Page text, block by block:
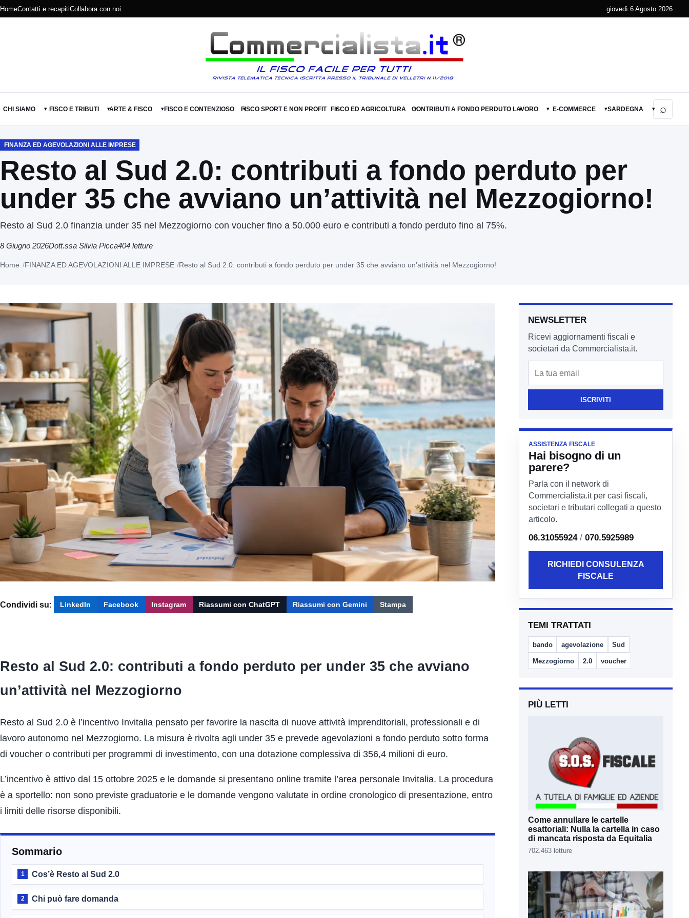
HomeContatti e recapitiCollabora con noi giovedì 6 Agosto 2026
CHI SIAMO ▾ FISCO E TRIBUTI ▾ARTE & FISCO ▾FISCO E CONTENZIOSO ▾
FISCO SPORT E NON PROFIT ▾
FISCO ED AGRICOLTURA ▾
CONTRIBUTI A FONDO PERDUTO ▾
LAVORO ▾ E-COMMERCE ▾SARDEGNA ▾ ⌕
FINANZA ED AGEVOLAZIONI ALLE IMPRESE
Resto al Sud 2.0: contributi a fondo perduto per
under 35 che avviano un’attività nel Mezzogiorno!
Resto al Sud 2.0 finanzia under 35 nel Mezzogiorno con voucher fino a 50.000 euro e contributi a fondo perduto fino al 75%.
8 Giugno 2026Dott.ssa Silvia Picca404 letture
Home FINANZA ED AGEVOLAZIONI ALLE IMPRESE Resto al Sud 2.0: contributi a fondo perduto per under 35 che avviano un’attività nel Mezzogiorno!
Condividi su: LinkedIn Facebook Instagram Riassumi con ChatGPT Riassumi con Gemini Stampa
Resto al Sud 2.0: contributi a fondo perduto per under 35 che avviano
un’attività nel Mezzogiorno
Resto al Sud 2.0 è l’incentivo Invitalia pensato per favorire la nascita di nuove attività imprenditoriali, professionali e di
lavoro autonomo nel Mezzogiorno. La misura è rivolta agli under 35 e prevede agevolazioni a fondo perduto sotto forma
di voucher o contributi per programmi di investimento, con una dotazione complessiva di 356,4 milioni di euro.
L’incentivo è attivo dal 15 ottobre 2025 e le domande si presentano online tramite l’area personale Invitalia. La procedura
è a sportello: non sono previste graduatorie e le domande vengono valutate in ordine cronologico di presentazione, entro
i limiti delle risorse disponibili.
Sommario
1 Cos’è Resto al Sud 2.0
2 Chi può fare domanda
NEWSLETTER
Ricevi aggiornamenti fiscali e
societari da Commercialista.it.
ISCRIVITI
ASSISTENZA FISCALE
Hai bisogno di un
parere?
Parla con il network di
Commercialista.it per casi fiscali,
societari e tributari collegati a questo
articolo.
06.31055924 / 070.5925989
RICHIEDI CONSULENZA
FISCALE
TEMI TRATTATI
bando agevolazione Sud
Mezzogiorno 2.0 voucher
PIÙ LETTI
Come annullare le cartelle
esattoriali: Nulla la cartella in caso
di mancata risposta da Equitalia
702.463 letture